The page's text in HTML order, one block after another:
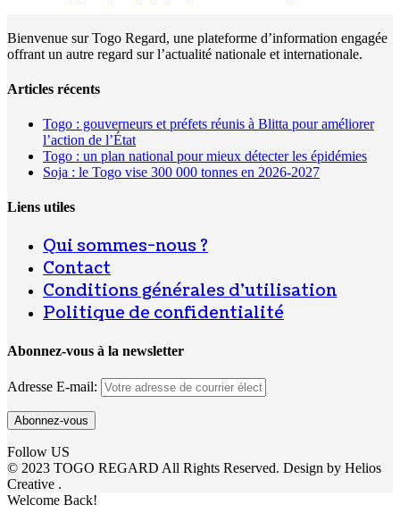
Bienvenue sur Togo Regard, une plateforme d’information engagée
offrant un autre regard sur l’actualité nationale et internationale.
Articles récents
Togo : gouverneurs et préfets réunis à Blitta pour améliorer
l’action de l’État
Togo : un plan national pour mieux détecter les épidémies
Soja : le Togo vise 300 000 tonnes en 2026-2027
Liens utiles
Qui sommes-nous ?
Contact
Conditions générales d’utilisation
Politique de confidentialité
Abonnez-vous à la newsletter
Adresse E-mail:
Follow US
© 2023 TOGO REGARD All Rights Reserved. Design by Helios
Creative .
Welcome Back!